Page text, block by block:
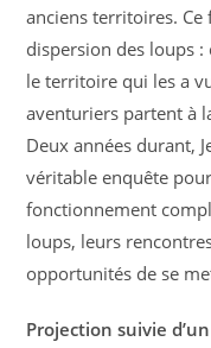
anciens territoires.
dispersion des loups
le territoire qui les a
aventuriers partent à
Deux années durant,
véritable enquête
fonctionnement
loups, leurs
opportunités de se
Projection suivie